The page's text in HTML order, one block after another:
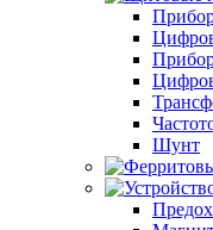
Шунт